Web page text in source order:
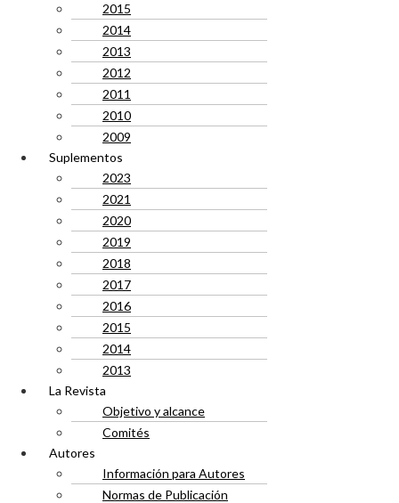
2015
2014
2013
2012
2011
2010
2009
Suplementos
2023
2021
2020
2019
2018
2017
2016
2015
2014
2013
La Revista
Objetivo y alcance
Comités
Autores
Información para Autores
Normas de Publicación